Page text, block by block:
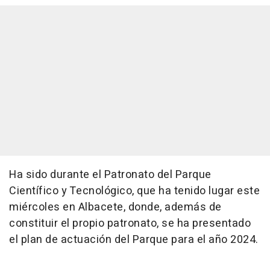
Ha sido durante el Patronato del Parque
Científico y Tecnológico, que ha tenido lugar este
miércoles en Albacete, donde, además de
constituir el propio patronato, se ha presentado
el plan de actuación del Parque para el año 2024.